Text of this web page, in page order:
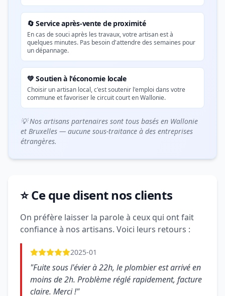
🔄 Service après-vente de proximité
En cas de souci après les travaux, votre artisan est à
quelques minutes. Pas besoin d'attendre des semaines pour
un dépannage.
💚 Soutien à l'économie locale
Choisir un artisan local, c'est soutenir l'emploi dans votre
commune et favoriser le circuit court en Wallonie.
💡 Nos artisans partenaires sont tous basés en Wallonie
et Bruxelles — aucune sous-traitance à des entreprises
étrangères.
⭐ Ce que disent nos clients
On préfère laisser la parole à ceux qui ont fait
confiance à nos artisans. Voici leurs retours :
2025-01
"Fuite sous l'évier à 22h, le plombier est arrivé en
moins de 2h. Problème réglé rapidement, facture
claire. Merci !"